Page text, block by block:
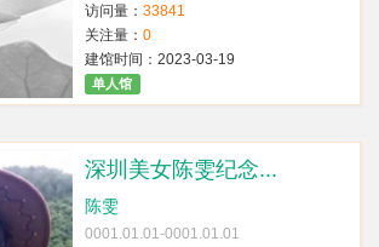
访问量： 33841
关注量： 0
建馆时间：2023-03-19
单人馆
深圳美女陈雯纪念...
陈雯
0001.01.01-0001.01.01